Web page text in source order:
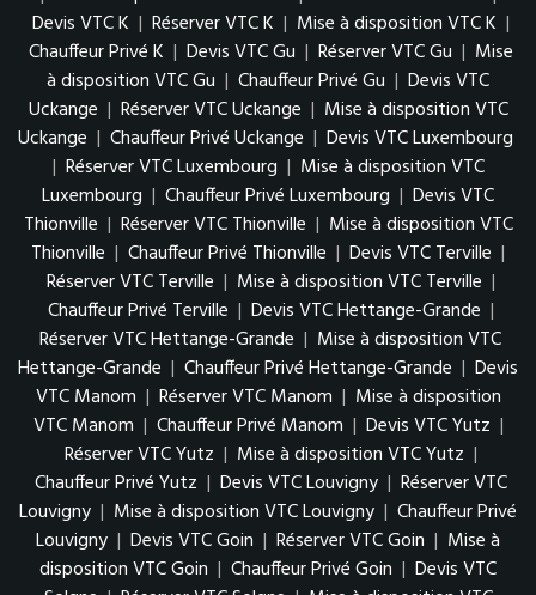
Devis VTC K | Réserver VTC K | Mise à disposition VTC K |
Chauffeur Privé K | Devis VTC Gu | Réserver VTC Gu | Mise
à disposition VTC Gu | Chauffeur Privé Gu | Devis VTC
Uckange | Réserver VTC Uckange | Mise à disposition VTC
Uckange | Chauffeur Privé Uckange | Devis VTC Luxembourg
| Réserver VTC Luxembourg | Mise à disposition VTC
Luxembourg | Chauffeur Privé Luxembourg | Devis VTC
Thionville | Réserver VTC Thionville | Mise à disposition VTC
Thionville | Chauffeur Privé Thionville | Devis VTC Terville |
Réserver VTC Terville | Mise à disposition VTC Terville |
Chauffeur Privé Terville | Devis VTC Hettange-Grande |
Réserver VTC Hettange-Grande | Mise à disposition VTC
Hettange-Grande | Chauffeur Privé Hettange-Grande | Devis
VTC Manom | Réserver VTC Manom | Mise à disposition
VTC Manom | Chauffeur Privé Manom | Devis VTC Yutz |
Réserver VTC Yutz | Mise à disposition VTC Yutz |
Chauffeur Privé Yutz | Devis VTC Louvigny | Réserver VTC
Louvigny | Mise à disposition VTC Louvigny | Chauffeur Privé
Louvigny | Devis VTC Goin | Réserver VTC Goin | Mise à
disposition VTC Goin | Chauffeur Privé Goin | Devis VTC